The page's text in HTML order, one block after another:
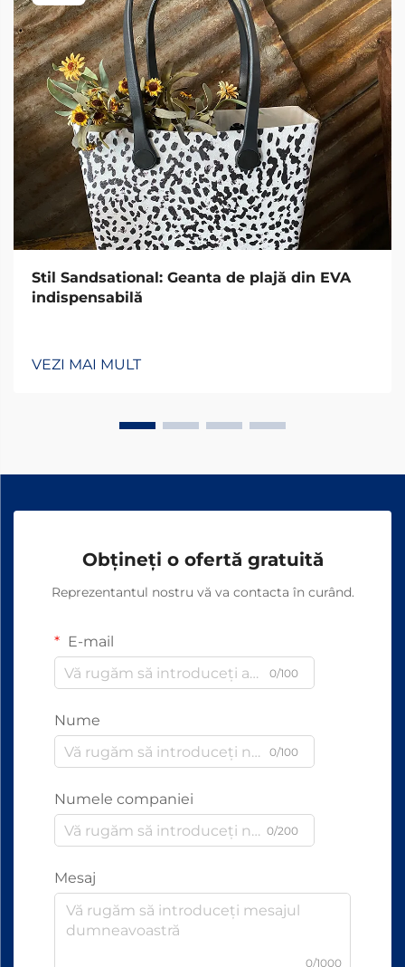
Stil Sandsational: Geanta de plajă din EVA
indispensabilă
VEZI MAI MULT
Obțineți o ofertă gratuită
Reprezentantul nostru vă va contacta în curând.
E-mail
0/100
Nume
0/100
Numele companiei
0/200
Mesaj
0/1000